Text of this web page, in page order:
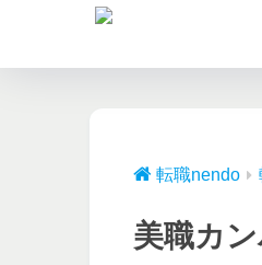
転職nendo
美職カ